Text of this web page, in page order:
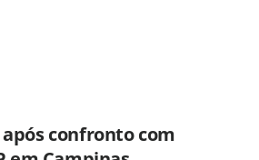
confronto com